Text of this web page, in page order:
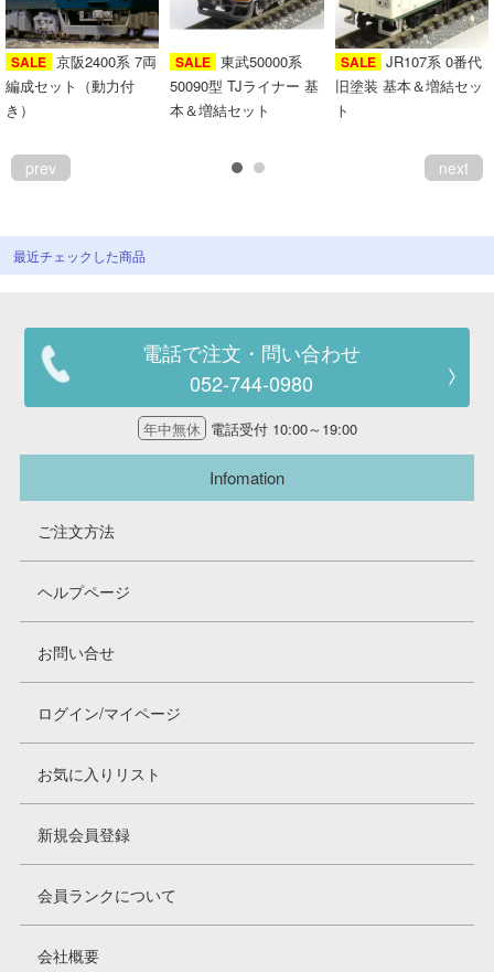
SALE 京阪2400系 7両
編成セット（動力付
き）
SALE 東武50000系
50090型 TJライナー 基
本＆増結セット
SALE JR107系 0番代
旧塗装 基本＆増結セッ
ト
prev next
最近チェックした商品
電話で注文・問い合わせ
052-744-0980
年中無休 電話受付 10:00～19:00
Infomation
ご注文方法
ヘルプページ
お問い合せ
ログイン/マイページ
お気に入りリスト
新規会員登録
会員ランクについて
会社概要